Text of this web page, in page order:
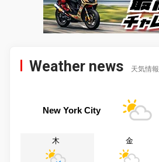
Weather news 天気情報
New York City
木 金